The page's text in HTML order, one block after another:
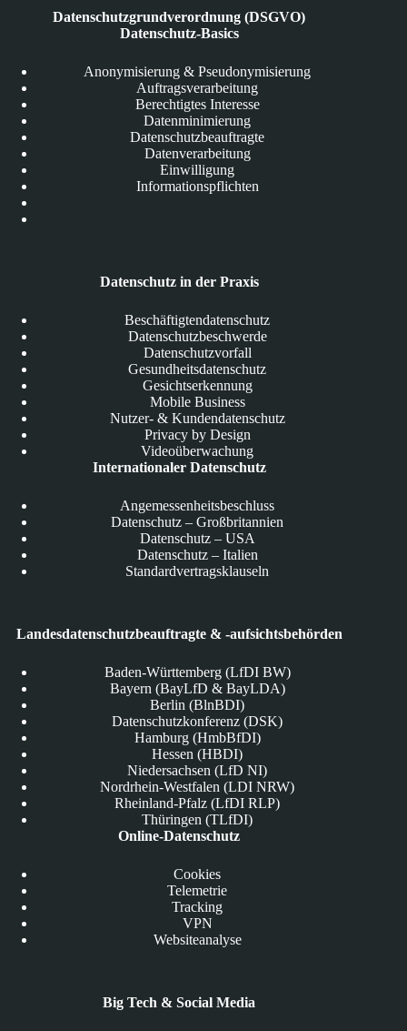
Datenschutzgrundverordnung (DSGVO)
Datenschutz-Basics
Anonymisierung & Pseudonymisierung
Auftragsverarbeitung
Berechtigtes Interesse
Datenminimierung
Datenschutzbeauftragte
Datenverarbeitung
Einwilligung
Informationspflichten
Datenschutz in der Praxis
Beschäftigtendatenschutz
Datenschutzbeschwerde
Datenschutzvorfall
Gesundheitsdatenschutz
Gesichtserkennung
Mobile Business
Nutzer- & Kundendatenschutz
Privacy by Design
Videoüberwachung
Internationaler Datenschutz
Angemessenheitsbeschluss
Datenschutz – Großbritannien
Datenschutz – USA
Datenschutz – Italien
Standardvertragsklauseln
Landesdatenschutzbeauftragte & -aufsichtsbehörden
Baden-Württemberg (LfDI BW)
Bayern (BayLfD & BayLDA)
Berlin (BlnBDI)
Datenschutzkonferenz (DSK)
Hamburg (HmbBfDI)
Hessen (HBDI)
Niedersachsen (LfD NI)
Nordrhein-Westfalen (LDI NRW)
Rheinland-Pfalz (LfDI RLP)
Thüringen (TLfDI)
Online-Datenschutz
Cookies
Telemetrie
Tracking
VPN
Websiteanalyse
Big Tech & Social Media